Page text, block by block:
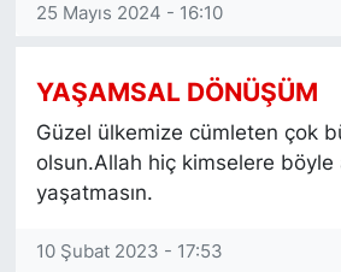
25 Mayıs 2024 - 16:10
YAŞAMSAL DÖNÜŞÜM
Güzel ülkemize cümleten çok
olsun.Allah hiç kimselere böyle
yaşatmasın.
10 Şubat 2023 - 17:53